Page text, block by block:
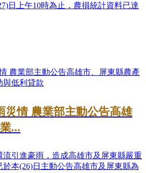
日上午10時為止，農損統計資料已達
災情 農業部主動公告高雄
...
引進豪雨，造成高雄市及屏東縣嚴重
本(26)日主動公告高雄市及屏東縣為